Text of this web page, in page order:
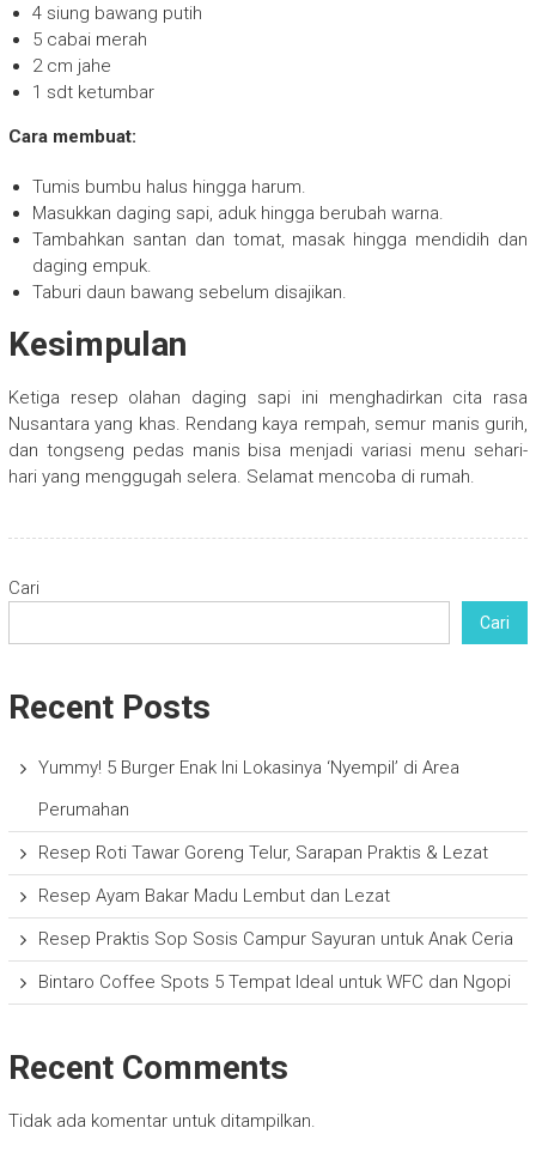
4 siung bawang putih
5 cabai merah
2 cm jahe
1 sdt ketumbar
Cara membuat:
Tumis bumbu halus hingga harum.
Masukkan daging sapi, aduk hingga berubah warna.
Tambahkan santan dan tomat, masak hingga mendidih dan
daging empuk.
Taburi daun bawang sebelum disajikan.
Kesimpulan
Ketiga resep olahan daging sapi ini menghadirkan cita rasa
Nusantara yang khas. Rendang kaya rempah, semur manis gurih,
dan tongseng pedas manis bisa menjadi variasi menu sehari-
hari yang menggugah selera. Selamat mencoba di rumah.
Cari
Cari
Recent Posts
Yummy! 5 Burger Enak Ini Lokasinya ‘Nyempil’ di Area
Perumahan
Resep Roti Tawar Goreng Telur, Sarapan Praktis & Lezat
Resep Ayam Bakar Madu Lembut dan Lezat
Resep Praktis Sop Sosis Campur Sayuran untuk Anak Ceria
Bintaro Coffee Spots 5 Tempat Ideal untuk WFC dan Ngopi
Recent Comments
Tidak ada komentar untuk ditampilkan.